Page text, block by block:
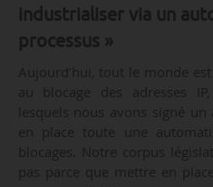
industrialiser via un
processus »
Aujourd’hui, tout le monde
au blocage des adresses
lesquels nous avons signé
en place toute une
blocages. Notre corpus
pas parce que mettre en